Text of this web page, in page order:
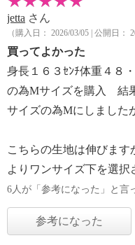
jetta さん
（購入日： 2026/03/05 | 公開日：
買ってよかった
身長１６３ｾﾝﾁ体重４８
の為Mサイズを購入 結
サイズの為Mにしました
こちらの生地は伸びま
よりワンサイズ下を選
6人が「参考になった」と言
参考になった